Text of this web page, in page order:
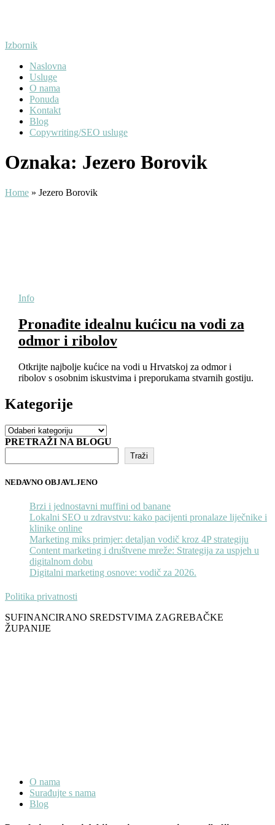
Izbornik
Naslovna
Usluge
O nama
Ponuda
Kontakt
Blog
Copywriting/SEO usluge
Oznaka: Jezero Borovik
Home » Jezero Borovik
Info
Pronađite idealnu kućicu na vodi za
odmor i ribolov
Otkrijte najbolje kućice na vodi u Hrvatskoj za odmor i
ribolov s osobnim iskustvima i preporukama stvarnih gostiju.
Kategorije
Kategorije
PRETRAŽI NA BLOGU
Traži
NEDAVNO OBJAVLJENO
Brzi i jednostavni muffini od banane
Lokalni SEO u zdravstvu: kako pacijenti pronalaze liječnike i
klinike online
Marketing miks primjer: detaljan vodič kroz 4P strategiju
Content marketing i društvene mreže: Strategija za uspjeh u
digitalnom dobu
Digitalni marketing osnove: vodič za 2026.
Politika privatnosti
SUFINANCIRANO SREDSTVIMA ZAGREBAČKE
ŽUPANIJE
O nama
Surađujte s nama
Blog